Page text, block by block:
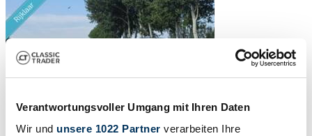
Verantwortungsvoller Umgang mit Ihren Daten
Wir und unsere 1022 Partner verarbeiten Ihre